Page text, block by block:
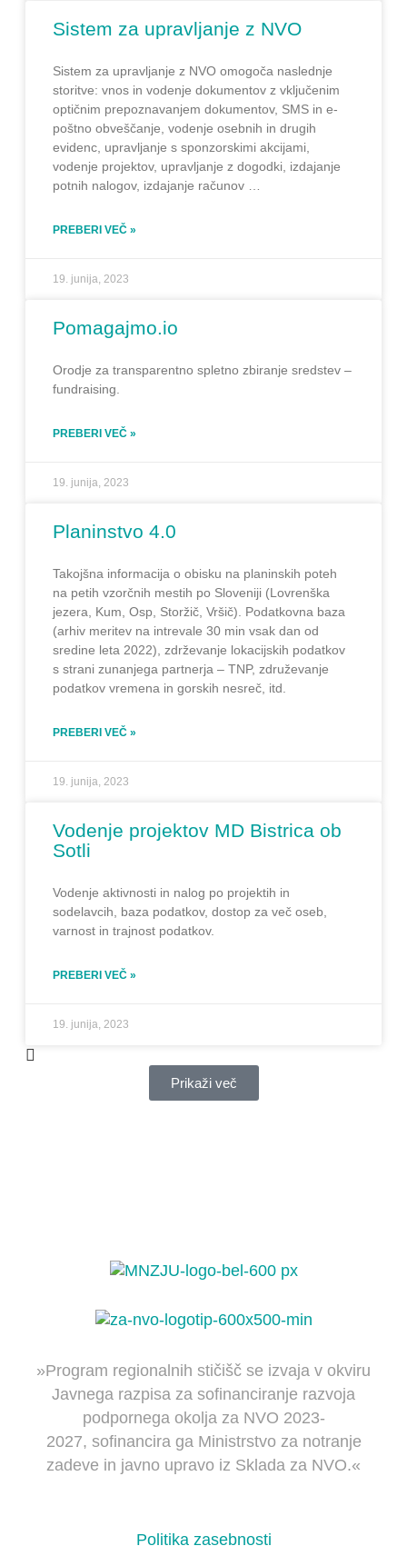
Sistem za upravljanje z NVO
Sistem za upravljanje z NVO omogoča naslednje
storitve: vnos in vodenje dokumentov z vključenim
optičnim prepoznavanjem dokumentov, SMS in e-
poštno obveščanje, vodenje osebnih in drugih
evidenc, upravljanje s sponzorskimi akcijami,
vodenje projektov, upravljanje z dogodki, izdajanje
potnih nalogov, izdajanje računov …
PREBERI VEČ »
19. junija, 2023
Pomagajmo.io
Orodje za transparentno spletno zbiranje sredstev –
fundraising.
PREBERI VEČ »
19. junija, 2023
Planinstvo 4.0
Takojšna informacija o obisku na planinskih poteh
na petih vzorčnih mestih po Sloveniji (Lovrenška
jezera, Kum, Osp, Storžič, Vršič). Podatkovna baza
(arhiv meritev na intrevale 30 min vsak dan od
sredine leta 2022), zdrževanje lokacijskih podatkov
s strani zunanjega partnerja – TNP, združevanje
podatkov vremena in gorskih nesreč, itd.
PREBERI VEČ »
19. junija, 2023
Vodenje projektov MD Bistrica ob
Sotli
Vodenje aktivnosti in nalog po projektih in
sodelavcih, baza podatkov, dostop za več oseb,
varnost in trajnost podatkov.
PREBERI VEČ »
19. junija, 2023
Prikaži več
»Program regionalnih stičišč se izvaja v okviru
Javnega razpisa za sofinanciranje razvoja
podpornega okolja za NVO 2023-
2027, sofinancira ga Ministrstvo za notranje
zadeve in javno upravo iz Sklada za NVO.«
Politika zasebnosti